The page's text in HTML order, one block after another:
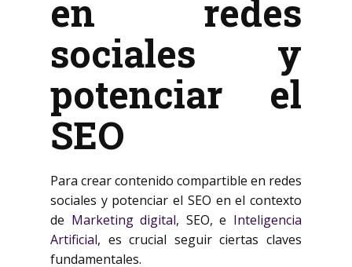
en redes
sociales y
potenciar el
SEO
Para crear contenido compartible en redes
sociales y potenciar el SEO en el contexto
de Marketing digital, SEO, e Inteligencia
Artificial, es crucial seguir ciertas claves
fundamentales.